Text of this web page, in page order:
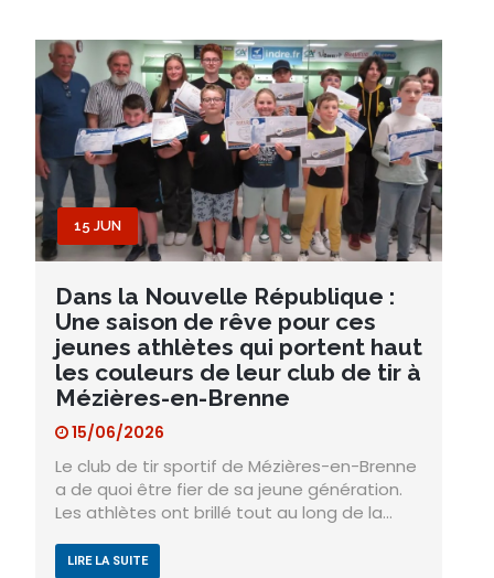
15 JUN
Dans la Nouvelle République :
Une saison de rêve pour ces
jeunes athlètes qui portent haut
les couleurs de leur club de tir à
Mézières-en-Brenne
15/06/2026
Le club de tir sportif de Mézières-en-Brenne
a de quoi être fier de sa jeune génération.
Les athlètes ont brillé tout au long de la…
LIRE LA SUITE